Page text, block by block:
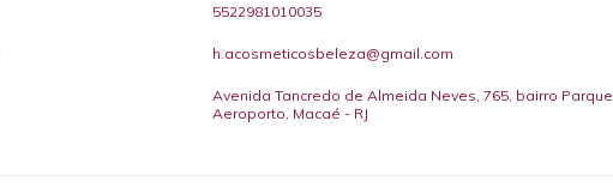
5522981010035
h.acosmeticosbeleza@gmail.com
Avenida Tancredo de Almeida Neves, 765, bairro Parque
Aeroporto, Macaé - RJ